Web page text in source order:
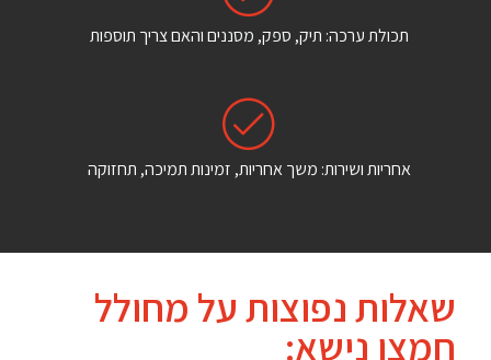
תכולת ערכה: תיק, ספק, מסננים והאם צריך תוספות
אחריות ושירות: משך אחריות, זמינות תמיכה, תחזוקה
שאלות נפוצות על מחולל
חמצן נישא: